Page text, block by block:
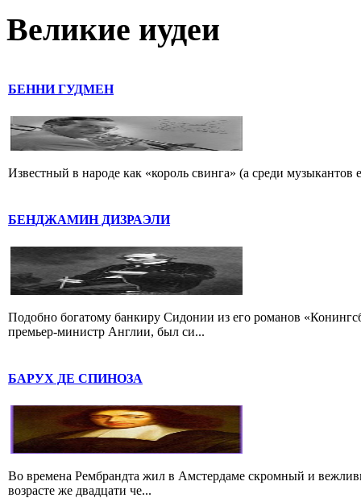
Великие иудеи
БЕННИ ГУДМЕН
Известный в народе как «король свинга» (а среди
БЕНДЖАМИН ДИЗРАЭЛИ
Подобно богатому банкиру Сидонии из его романов
премьер-министр Англии, был си...
БАРУХ ДЕ СПИНОЗА
Во времена Рембрандта жил в Амстердаме скромный и
возрасте же двадцати че...